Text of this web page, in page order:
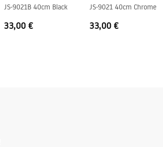
JS-9021B 40cm Black
33,00 €
JS-9021 40cm Chrome
33,00 €